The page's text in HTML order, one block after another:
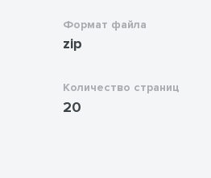
Формат файла
zip
Количество страниц
20